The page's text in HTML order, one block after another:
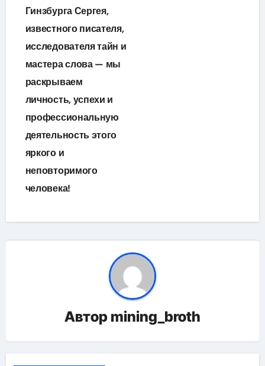
Гинзбурга Сергея,
известного писателя,
исследователя тайн и
мастера слова — мы
раскрываем
личность, успехи и
профессиональную
деятельность этого
яркого и
неповторимого
человека!
Автор mining_broth